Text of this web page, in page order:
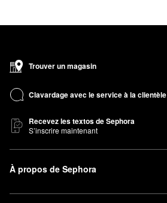
Trouver un magasin
Clavardage avec le service à la clientèle
Recevez les textos de Sephora
S’inscrire maintenant
À propos de Sephora